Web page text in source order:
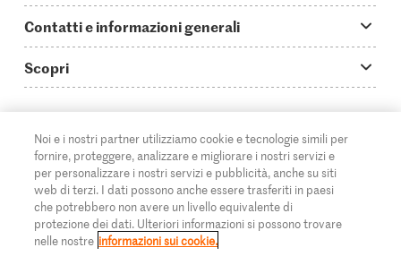
Oggi cucino
Piatti principali
Ricette semplici & veloci
Ricette al forno
Ricette per famiglie & bambini
Tutte le ricette
Storie
Video How to
Login Migusto
Rivista Migusto
Concorsi
Contatti e informazioni generali
Guida alle abbreviazioni
Contatti
Pubblicità
Impressum
Informazioni legali
Scopri
Migros Online
A proposito della Migros
Filiali
Cumulus
© 2026 Federazione delle cooperative Migros
Noi e i nostri partner utilizziamo cookie e tecnologie simili per
fornire, proteggere, analizzare e migliorare i nostri servizi e
per personalizzare i nostri servizi e pubblicità, anche su siti
web di terzi. I dati possono anche essere trasferiti in paesi
che potrebbero non avere un livello equivalente di
protezione dei dati. Ulteriori informazioni si possono trovare
nelle nostre informazioni sui cookie.